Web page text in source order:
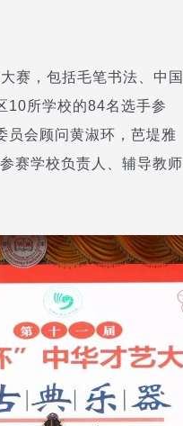
赛，包括毛笔书法、中国
10所学校的84名选手参
员会顾问黄淑环，芭堤雅
赛学校负责人、辅导教师